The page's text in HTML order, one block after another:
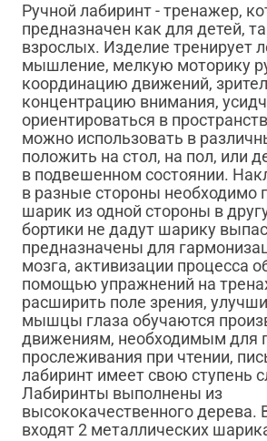
Ручной лабиринт - тренажер,
предназначен как для детей,
взрослых. Изделие тренирует
мышление, мелкую моторику
координацию движений,
концентрацию внимания,
ориентироваться в
можно использовать в
положить на стол, на пол, или
в подвешенном состоянии.
в разные стороны необходимо
шарик из одной стороны в
бортики не дадут шарику
предназначены для
мозга, активизации процесса
помощью упражнений на
расширить поле зрения,
мышцы глаза обучаются
движениям, необходимым для
прослеживания при чтении,
лабиринт имеет свою ступень
Лабиринты выполнены из
высококачественного дерева.
входят 2 металлических